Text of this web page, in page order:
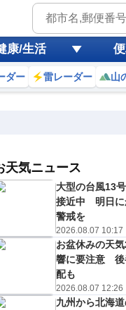
康/生活
ダー 雷レーダー 山
6
ミリ
28℃
m/s
0ミリ
3m/s
0
4
天気ニュース
大型の台風13
接近中 明日に
警戒を
2026.08.07 10:17
お盆休みの天
響に要注意 後
配も
2026.08.07 12:26
九州から北海